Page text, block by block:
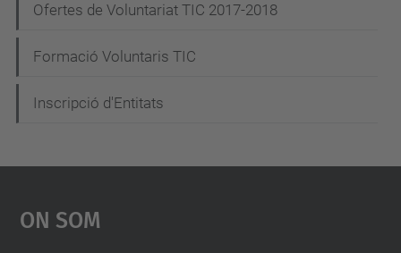
Ofertes de Voluntariat TIC 2017-2018
Formació Voluntaris TIC
Inscripció d'Entitats
On Som